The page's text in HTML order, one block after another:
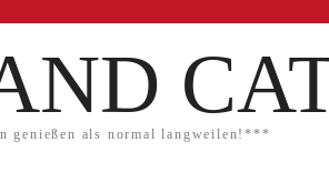
genießen als normal langweilen!***